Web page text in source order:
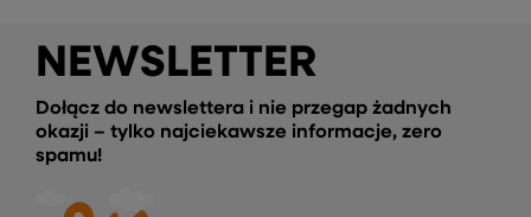
NEWSLETTER
Dołącz do newslettera i nie przegap żadnych
okazji – tylko najciekawsze informacje, zero
spamu!